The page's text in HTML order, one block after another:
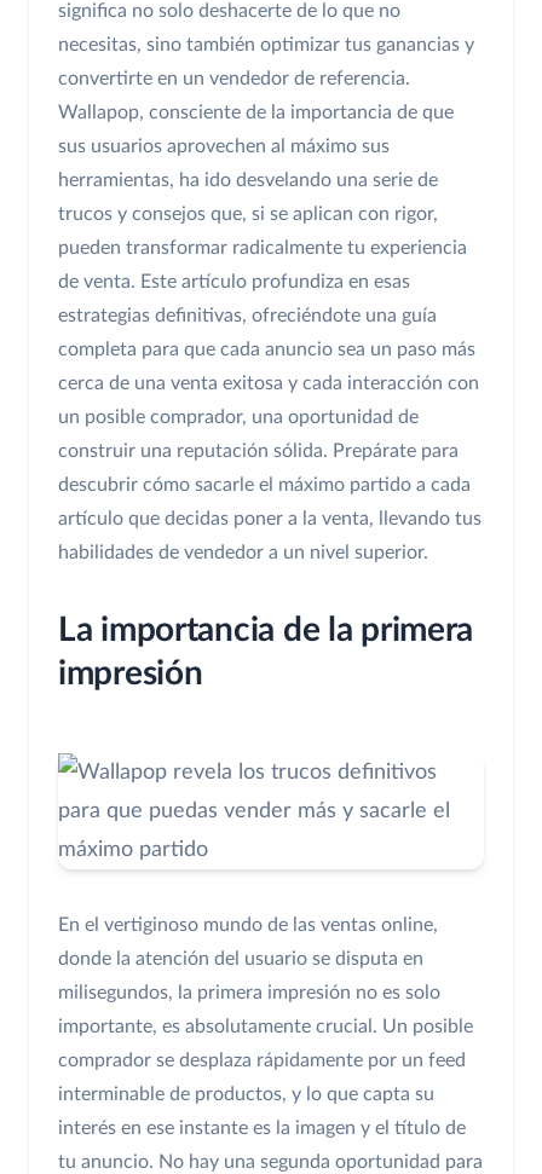
significa no solo deshacerte de lo que no
necesitas, sino también optimizar tus ganancias y
convertirte en un vendedor de referencia.
Wallapop, consciente de la importancia de que
sus usuarios aprovechen al máximo sus
herramientas, ha ido desvelando una serie de
trucos y consejos que, si se aplican con rigor,
pueden transformar radicalmente tu experiencia
de venta. Este artículo profundiza en esas
estrategias definitivas, ofreciéndote una guía
completa para que cada anuncio sea un paso más
cerca de una venta exitosa y cada interacción con
un posible comprador, una oportunidad de
construir una reputación sólida. Prepárate para
descubrir cómo sacarle el máximo partido a cada
artículo que decidas poner a la venta, llevando tus
habilidades de vendedor a un nivel superior.
La importancia de la primera
impresión
En el vertiginoso mundo de las ventas online,
donde la atención del usuario se disputa en
milisegundos, la primera impresión no es solo
importante, es absolutamente crucial. Un posible
comprador se desplaza rápidamente por un feed
interminable de productos, y lo que capta su
interés en ese instante es la imagen y el título de
tu anuncio. No hay una segunda oportunidad para